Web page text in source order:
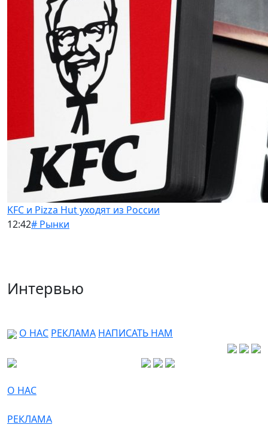
KFC и Pizza Hut уходят из России
12:42# Рынки
Интервью
О НАС РЕКЛАМА НАПИСАТЬ НАМ
О НАС
РЕКЛАМА